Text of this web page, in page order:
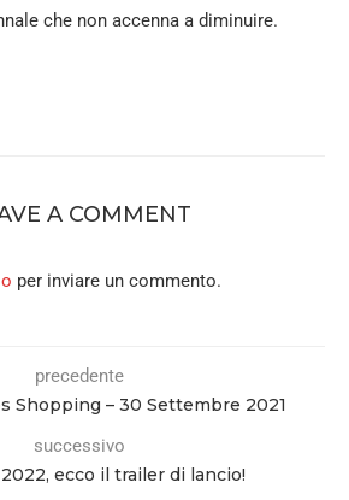
che non accenna a diminuire.
A COMMENT
per inviare un commento.
precedente
Shopping – 30 Settembre 2021
successivo
ecco il trailer di lancio!